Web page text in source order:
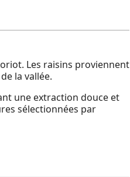
Les raisins proviennent
la vallée.
une extraction douce et
sélectionnées par